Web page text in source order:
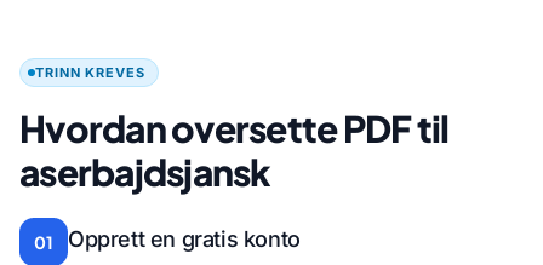
TRINN KREVES
Hvordan oversette PDF til
aserbajdsjansk
01 Opprett en gratis konto